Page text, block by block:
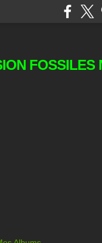
FOSSILES